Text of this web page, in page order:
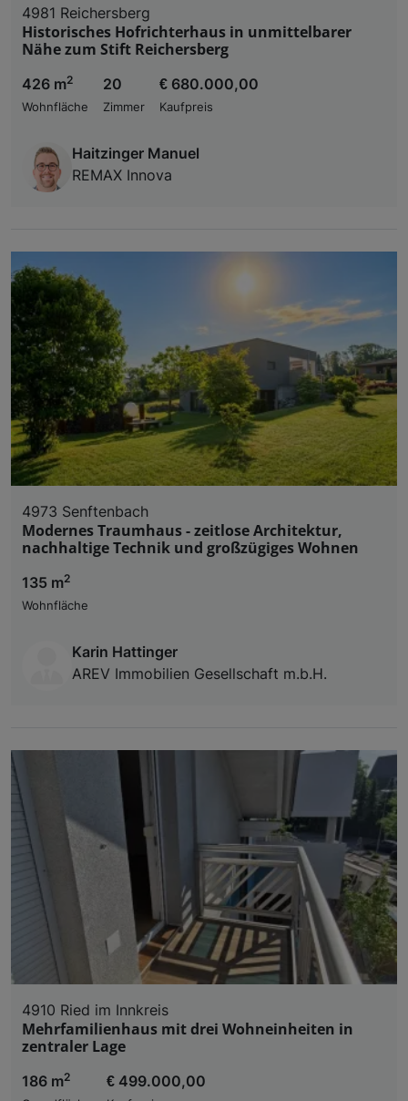
4981 Reichersberg
Historisches Hofrichterhaus in unmittelbarer
Nähe zum Stift Reichersberg
426 m2
Wohnfläche
20
Zimmer
€ 680.000,00
Kaufpreis
Haitzinger Manuel
REMAX Innova
4973 Senftenbach
Modernes Traumhaus - zeitlose Architektur,
nachhaltige Technik und großzügiges Wohnen
135 m2
Wohnfläche
Karin Hattinger
AREV Immobilien Gesellschaft m.b.H.
4910 Ried im Innkreis
Mehrfamilienhaus mit drei Wohneinheiten in
zentraler Lage
186 m2
€ 499.000,00